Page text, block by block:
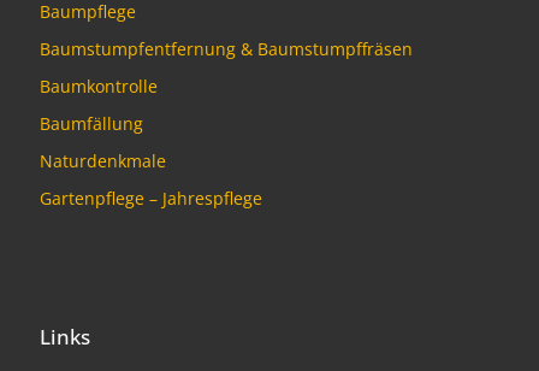
Baumpflege
Baumstumpfentfernung & Baumstumpffräsen
Baumkontrolle
Baumfällung
Naturdenkmale
Gartenpflege – Jahrespflege
Links